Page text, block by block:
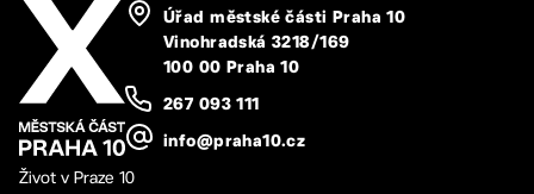
Úřad městské části Praha 10
Vinohradská 3218/169
100 00 Praha 10
267 093 111
info@praha10.cz
Život v Praze 10